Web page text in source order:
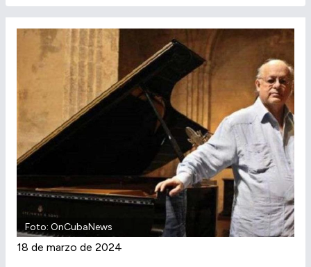
Foto: OnCubaNews
18 de marzo de 2024